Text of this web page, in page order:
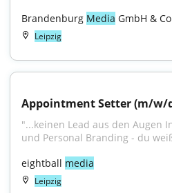
Brandenburg Media GmbH &
Leipzig
Appointment Setter (m/w/
"...keinen Lead aus den Augen
und Personal Branding - du
eightball media
Leipzig